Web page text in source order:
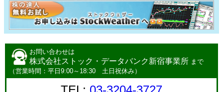
お問い合わせは
株式会社ストック・データバンク新宿事業所 まで
（営業時間：平日9:00～18:30 土日祝休み）